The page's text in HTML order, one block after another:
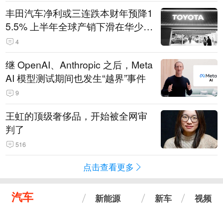
丰田汽车净利或三连跌本财年预降1
5.5% 上半年全球产销下滑在华少卖
14.3万辆
4
继 OpenAI、Anthropic 之后，Meta
AI 模型测试期间也发生“越界”事件
9
王虹的顶级奢侈品，开始被全网审
判了
516
点击查看更多
汽车 新能源 新车 视频